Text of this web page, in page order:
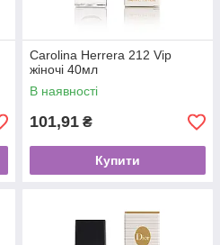
Carolina Herrera 212 Vip
жіночі 40мл
В наявності
101,91 ₴
Купити